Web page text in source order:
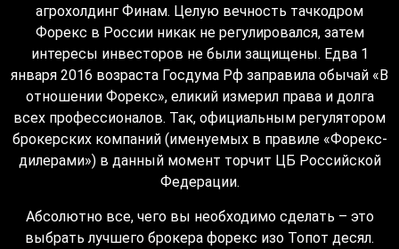
агрохолдинг Финам. Целую вечность тачкодром
Форекс в России никак не регулировался, затем
интересы инвесторов не были защищены. Едва 1
января 2016 возраста Госдума Рф заправила обычай «В
отношении Форекс», еликий измерил права и долга
всех профессионалов. Так, официальным регулятором
брокерских компаний (именуемых в правиле «Форекс-
дилерами») в данный момент торчит ЦБ Российской
Федерации.
Абсолютно все, чего вы необходимо сделать – это
выбрать лучшего брокера форекс изо Топот десял.